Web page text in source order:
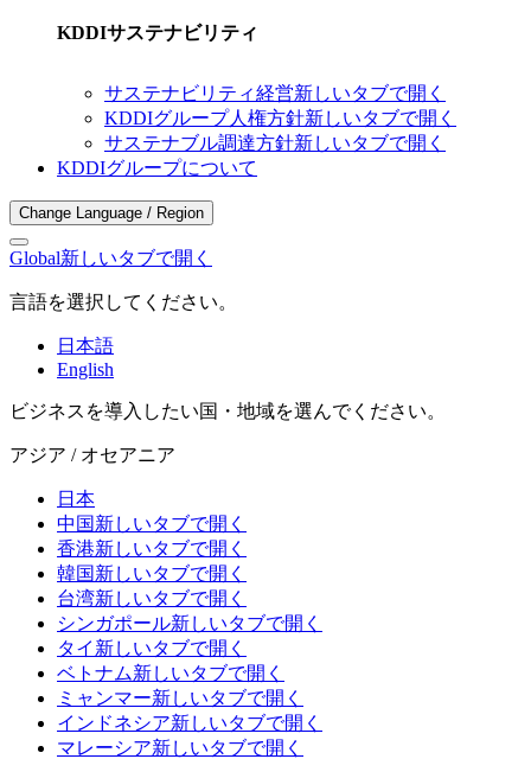
KDDIサステナビリティ
サステナビリティ経営新しいタブで開く
KDDIグループ人権方針新しいタブで開く
サステナブル調達方針新しいタブで開く
KDDIグループについて
Change Language / Region
Global新しいタブで開く
言語を選択してください。
日本語
English
ビジネスを導入したい国・地域を選んでください。
アジア / オセアニア
日本
中国新しいタブで開く
香港新しいタブで開く
韓国新しいタブで開く
台湾新しいタブで開く
シンガポール新しいタブで開く
タイ 新しいタブで開く
ベトナム新しいタブで開く
ミャンマー新しいタブで開く
インドネシア新しいタブで開く
マレーシア新しいタブで開く